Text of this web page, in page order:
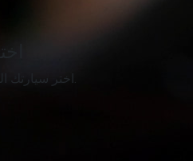
اختر سيارتك المفضلة للإيجار.